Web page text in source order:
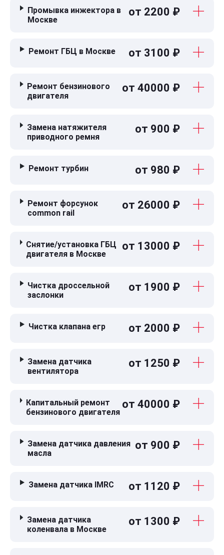
Промывка инжектора в
Москве
от 2200 ₽
Ремонт ГБЦ в Москве от 3100 ₽
Ремонт бензинового
двигателя
от 40000 ₽
Замена натяжителя
приводного ремня
от 900 ₽
Ремонт турбин от 980 ₽
Ремонт форсунок
common rail
от 26000 ₽
Снятие/установка ГБЦ
двигателя в Москве
от 13000 ₽
Чистка дроссельной
заслонки
от 1900 ₽
Чистка клапана егр от 2000 ₽
Замена датчика
вентилятора
от 1250 ₽
Капитальный ремонт
бензинового двигателя
от 40000 ₽
Замена датчика давления
масла
от 900 ₽
Замена датчика IMRC от 1120 ₽
Замена датчика
коленвала в Москве
от 1300 ₽